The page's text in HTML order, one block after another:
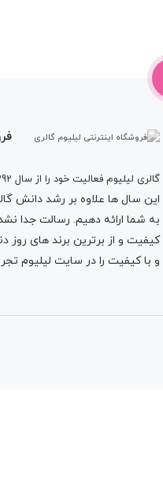
گالری لیلیوم فعالیت خود را از سال 1392
این سال ها علاوه بر رشد دانش
به شما ارائه دهیم. رسالت جدا
کیفیت و از برترین برند های
و با کیفیت را در سایت لیلیوم